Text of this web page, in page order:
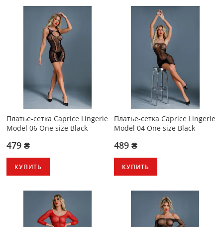
Платье-сетка Caprice Lingerie
Model 06 One size Black
479 ₴
КУПИТЬ
Платье-сетка Caprice Lingerie
Model 04 One size Black
489 ₴
КУПИТЬ